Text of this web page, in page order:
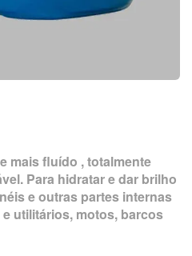
mais fluído , totalmente
Para hidratar e dar brilho
e outras partes internas
utilitários, motos, barcos